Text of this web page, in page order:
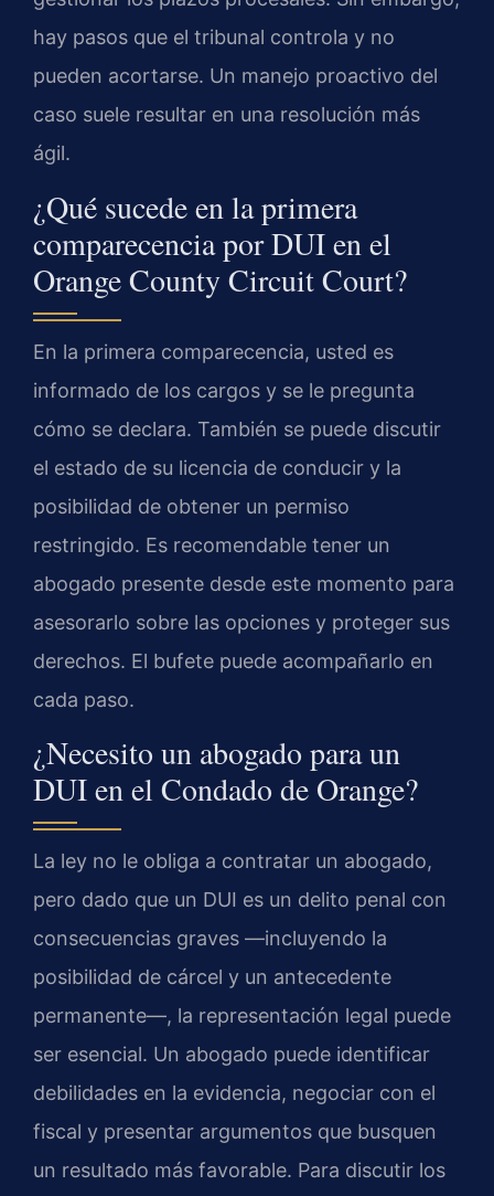
hay pasos que el tribunal controla y no
pueden acortarse. Un manejo proactivo del
caso suele resultar en una resolución más
ágil.
¿Qué sucede en la primera
comparecencia por DUI en el
Orange County Circuit Court?
En la primera comparecencia, usted es
informado de los cargos y se le pregunta
cómo se declara. También se puede discutir
el estado de su licencia de conducir y la
posibilidad de obtener un permiso
restringido. Es recomendable tener un
abogado presente desde este momento para
asesorarlo sobre las opciones y proteger sus
derechos. El bufete puede acompañarlo en
cada paso.
¿Necesito un abogado para un
DUI en el Condado de Orange?
La ley no le obliga a contratar un abogado,
pero dado que un DUI es un delito penal con
consecuencias graves —incluyendo la
posibilidad de cárcel y un antecedente
permanente—, la representación legal puede
ser esencial. Un abogado puede identificar
debilidades en la evidencia, negociar con el
fiscal y presentar argumentos que busquen
un resultado más favorable. Para discutir los